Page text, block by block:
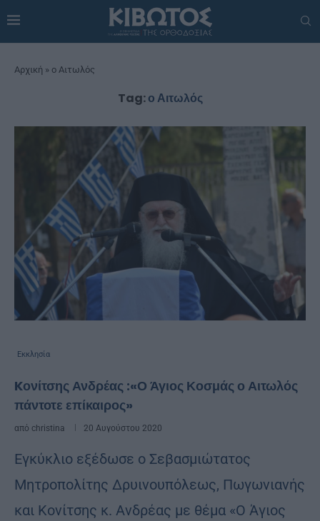
Αρχική » ο Αιτωλός
Tag:ο Αιτωλός
Εκκλησία
Kονίτσης Ανδρέας :«Ο Άγιος Κοσμάς ο Αιτωλός
πάντοτε επίκαιρος»
από christina 20 Αυγούστου 2020
Εγκύκλιο εξέδωσε ο Σεβασμιώτατος
Μητροπολίτης Δρυινουπόλεως, Πωγωνιανής
και Κονίτσης κ. Ανδρέας με θέμα «Ο Άγιος